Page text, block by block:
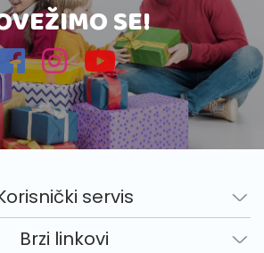
SE!
servis
Brzi linkovi